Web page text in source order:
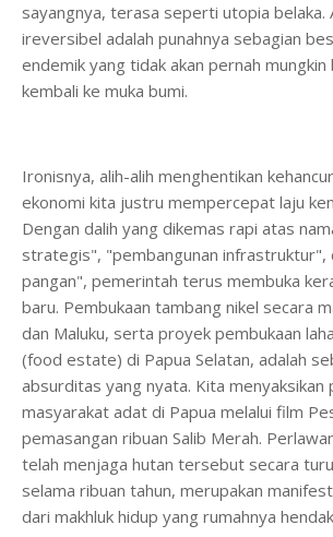
sayangnya, terasa seperti utopia belaka.
ireversibel adalah punahnya sebagian
endemik yang tidak akan pernah mungkin
kembali ke muka bumi.
Ironisnya, alih-alih menghentikan
ekonomi kita justru mempercepat laju
Dengan dalih yang dikemas rapi atas
strategis", "pembangunan infrastruktur",
pangan", pemerintah terus membuka
baru. Pembukaan tambang nikel secara
dan Maluku, serta proyek pembukaan
(food estate) di Papua Selatan, adalah
absurditas yang nyata. Kita menyaksikan
masyarakat adat di Papua melalui film
pemasangan ribuan Salib Merah.
telah menjaga hutan tersebut secara
selama ribuan tahun, merupakan
dari makhluk hidup yang rumahnya